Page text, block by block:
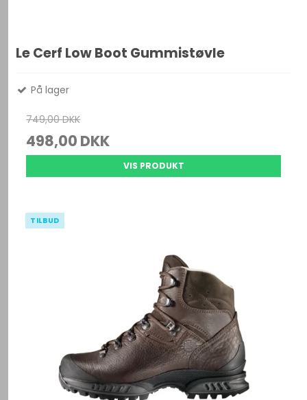
Le Cerf Low Boot Gummistøvle
På lager
749,00 DKK
498,00 DKK
VIS PRODUKT
TILBUD